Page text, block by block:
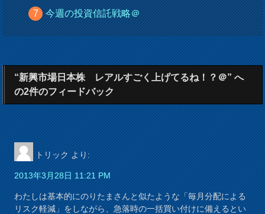
今週の投資信託戦略＠
“新興市場日本株 レアルすごく上げてるね！？＠” へ
の2件のフィードバック
トリック より:
2013年3月28日 11:21 PM
わたしは基本的にのりたまさんと似たような「毎月分配による
リスク軽減」をしながら、急落時の一括買い付けに備えるとい